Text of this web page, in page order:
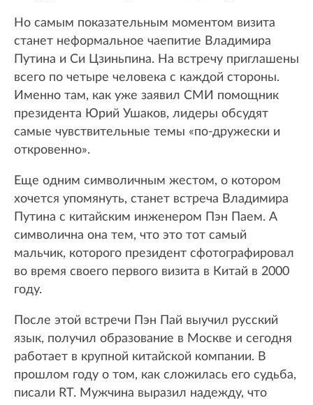
Но самым показательным моментом визита
станет неформальное чаепитие Владимира
Путина и Си Цзиньпина. На встречу приглашены
всего по четыре человека с каждой стороны.
Именно там, как уже заявил СМИ помощник
президента Юрий Ушаков, лидеры обсудят
самые чувствительные темы «по-дружески и
откровенно».
Еще одним символичным жестом, о котором
хочется упомянуть, станет встреча Владимира
Путина с китайским инженером Пэн Паем. А
символична она тем, что это тот самый
мальчик, которого президент сфотографировал
во время своего первого визита в Китай в 2000
году.
После этой встречи Пэн Пай выучил русский
язык, получил образование в Москве и сегодня
работает в крупной китайской компании. В
прошлом году о том, как сложилась его судьба,
писали RT. Мужчина выразил надежду, что